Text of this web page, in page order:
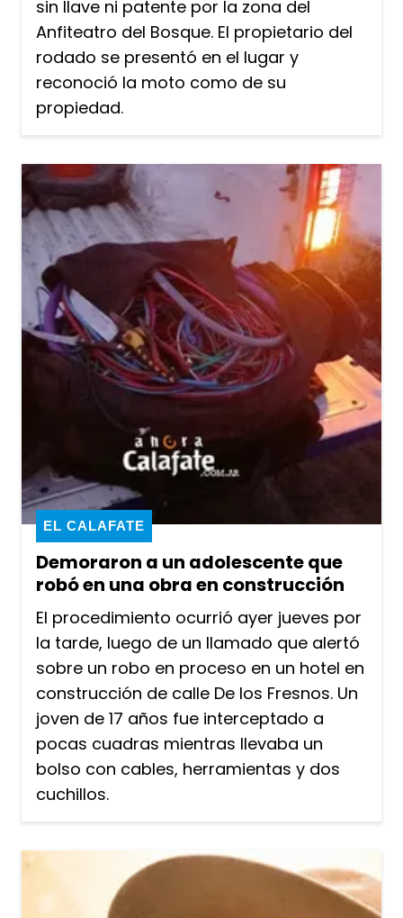
sin llave ni patente por la zona del
Anfiteatro del Bosque. El propietario del
rodado se presentó en el lugar y
reconoció la moto como de su
propiedad.
Demoraron a un adolescente que
robó en una obra en construcción
EL CALAFATE
El procedimiento ocurrió ayer jueves por
la tarde, luego de un llamado que alertó
sobre un robo en proceso en un hotel en
construcción de calle De los Fresnos. Un
joven de 17 años fue interceptado a
pocas cuadras mientras llevaba un
bolso con cables, herramientas y dos
cuchillos.